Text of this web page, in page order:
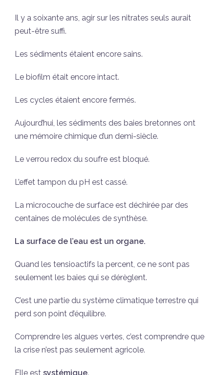
Il y a soixante ans, agir sur les nitrates seuls aurait
peut-être suffi.
Les sédiments étaient encore sains.
Le biofilm était encore intact.
Les cycles étaient encore fermés.
Aujourd’hui, les sédiments des baies bretonnes ont
une mémoire chimique d’un demi-siècle.
Le verrou redox du soufre est bloqué.
L’effet tampon du pH est cassé.
La microcouche de surface est déchirée par des
centaines de molécules de synthèse.
La surface de l’eau est un organe.
Quand les tensioactifs la percent, ce ne sont pas
seulement les baies qui se dérèglent.
C’est une partie du système climatique terrestre qui
perd son point d’équilibre.
Comprendre les algues vertes, c’est comprendre que
la crise n’est pas seulement agricole.
Elle est systémique.